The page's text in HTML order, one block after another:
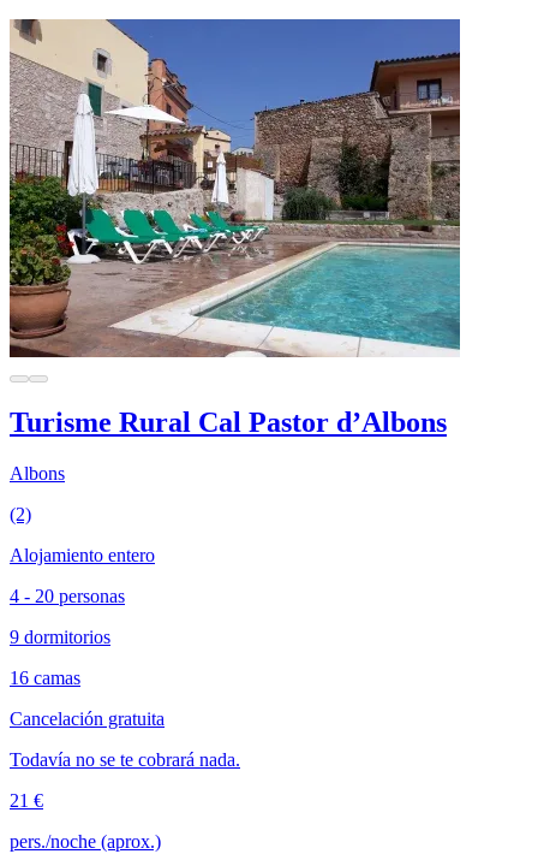
Turisme Rural Cal Pastor d’Albons
Albons
(2)
Alojamiento entero
4 - 20 personas
9 dormitorios
16 camas
Cancelación gratuita
Todavía no se te cobrará nada.
21 €
pers./noche (aprox.)